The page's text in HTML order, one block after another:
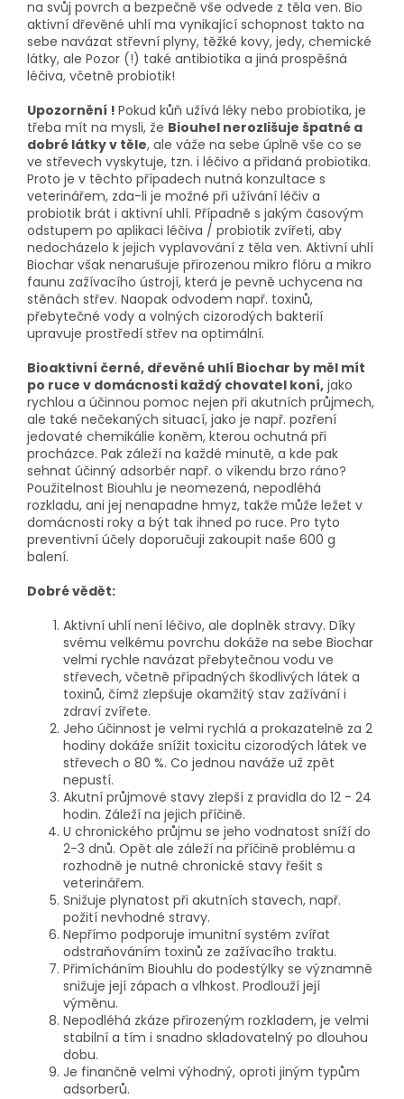
na svůj povrch a bezpečně vše odvede z těla ven. Bio
aktivní dřevěné uhlí ma vynikající schopnost takto na
sebe navázat střevní plyny, těžké kovy, jedy, chemické
látky, ale Pozor (!) také antibiotika a jiná prospěšná
léčiva, včetně probiotik!
Upozornění ! Pokud kůň užívá léky nebo probiotika, je
třeba mít na mysli, že Biouhel nerozlišuje špatné a
dobré látky v těle, ale váže na sebe úplně vše co se
ve střevech vyskytuje, tzn. i léčivo a přidaná probiotika.
Proto je v těchto případech nutná konzultace s
veterinářem, zda-li je možné při užívání léčiv a
probiotik brát i aktivní uhlí. Případně s jakým časovým
odstupem po aplikaci léčiva / probiotik zvířeti, aby
nedocházelo k jejich vyplavování z těla ven. Aktivní uhlí
Biochar však nenarušuje přirozenou mikro flóru a mikro
faunu zažívacího ústrojí, která je pevně uchycena na
stěnách střev. Naopak odvodem např. toxinů,
přebytečné vody a volných cizorodých bakterií
upravuje prostředí střev na optimální.
Bioaktivní černé, dřevěné uhlí Biochar by měl mít
po ruce v domácnosti každý chovatel koní, jako
rychlou a účinnou pomoc nejen při akutních průjmech,
ale také nečekaných situací, jako je např. pozření
jedovaté chemikálie koněm, kterou ochutná při
procházce. Pak záleží na každé minutě, a kde pak
sehnat účinný adsorbér např. o víkendu brzo ráno?
Použitelnost Biouhlu je neomezená, nepodléhá
rozkladu, ani jej nenapadne hmyz, takže může ležet v
domácnosti roky a být tak ihned po ruce. Pro tyto
preventivní účely doporučuji zakoupit naše 600 g
balení.
Dobré vědět:
Aktivní uhlí není léčivo, ale doplněk stravy. Díky
svému velkému povrchu dokáže na sebe Biochar
velmi rychle navázat přebytečnou vodu ve
střevech, včetně případných škodlivých látek a
toxinů, čímž zlepšuje okamžitý stav zažívání i
zdraví zvířete.
Jeho účinnost je velmi rychlá a prokazatelně za 2
hodiny dokáže snížit toxicitu cizorodých látek ve
střevech o 80 %. Co jednou naváže už zpět
nepustí.
Akutní průjmové stavy zlepší z pravidla do 12 - 24
hodin. Záleží na jejich příčině.
U chronického průjmu se jeho vodnatost sníží do
2-3 dnů. Opět ale záleží na příčině problému a
rozhodně je nutné chronické stavy řešit s
veterinářem.
Snižuje plynatost při akutních stavech, např.
požití nevhodné stravy.
Nepřímo podporuje imunitní systém zvířat
odstraňováním toxinů ze zažívacího traktu.
Přimícháním Biouhlu do podestýlky se významně
snižuje její zápach a vlhkost. Prodlouží její
výměnu.
Nepodléhá zkáze přirozeným rozkladem, je velmi
stabilní a tím i snadno skladovatelný po dlouhou
dobu.
Je finančně velmi výhodný, oproti jiným typům
adsorberů.